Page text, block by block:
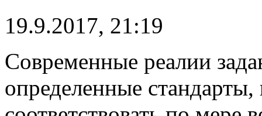
19.9.2017, 21:19
Современные реалии
определенные